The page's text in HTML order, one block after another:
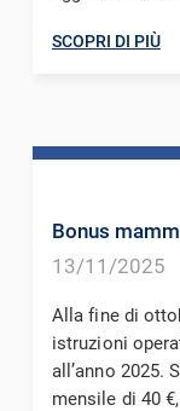
SCOPRI DI PIÙ
Bonus
13/11/2025
Alla fine di
istruzioni
all’anno 2025.
mensile di 40